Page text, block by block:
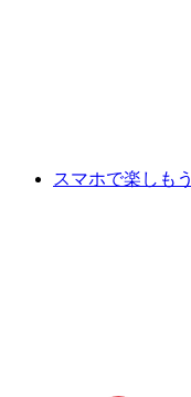
スマホで楽しもう